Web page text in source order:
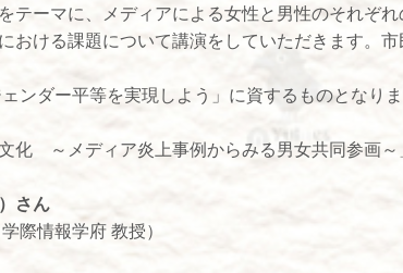
テーマに、メディアによる女性と男性のそれぞ
おける課題について講演をしていただきます。
ンダー平等を実現しよう」に資するものとなりま
化 ～メディア炎上事例からみる男女共同参画～
さん
際情報学府 教授）